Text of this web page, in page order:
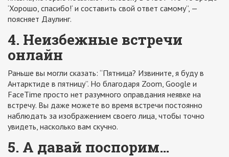
‘Хорошо, спасибо!‘ и составить свой ответ самому”, —
поясняет Даулинг.
4. Неизбежные встречи
онлайн
Раньше вы могли сказать: “Пятница? Извините, я буду в
Антарктиде в пятницу”. Но благодаря Zoom, Google и
FaceTime просто нет разумного оправдания неявке на
встречу. Вы даже можете во время встречи постоянно
наблюдать за изображением своего лица, чтобы точно
увидеть, насколько вам скучно.
5. А давай поспорим…